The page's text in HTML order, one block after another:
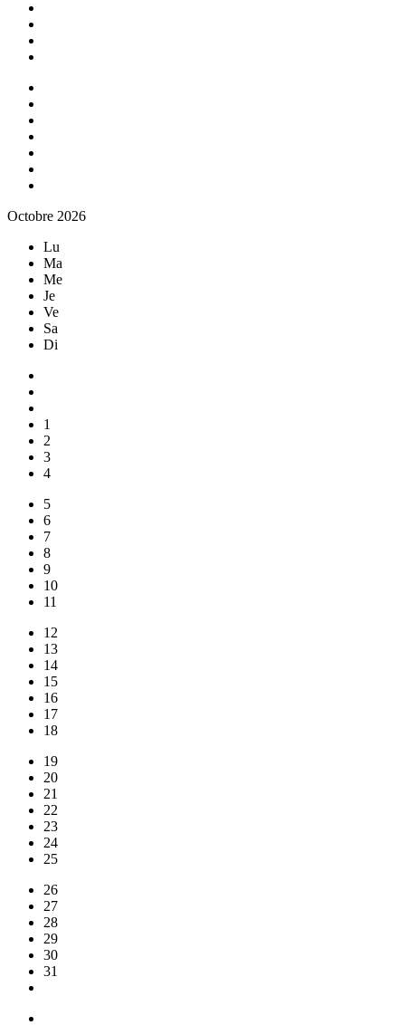
Octobre 2026
Lu
Ma
Me
Je
Ve
Sa
Di
1
2
3
4
5
6
7
8
9
10
11
12
13
14
15
16
17
18
19
20
21
22
23
24
25
26
27
28
29
30
31